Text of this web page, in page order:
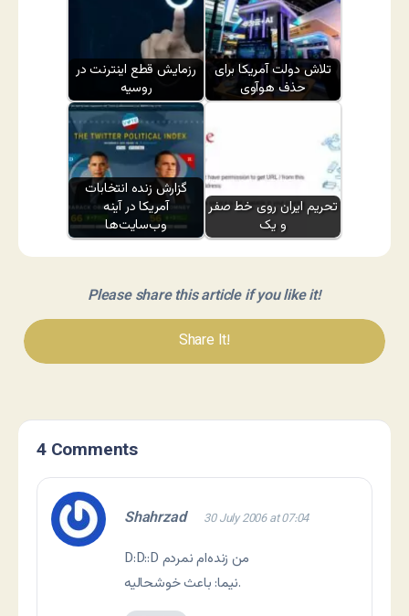
رزمایش قطع اینترنت در
روسیه
تلاش دولت آمریکا برای
حذف هوآوی
گزارش زنده انتخابات
آمریکا در آینه
وب‌سایت‌ها
تحریم ایران روی خط صفر
و یک
Please share this article if you like it!
Share It!
4 Comments
Shahrzad 30 July 2006 at 07:04
D:D::D من زنده‌ام نمردم
نيما: باعث خوشحاليه.